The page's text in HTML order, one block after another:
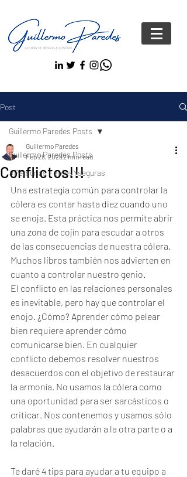
Post
Guillermo Paredes Posts
#Personas FelicesYseguras
Guillermo Paredes Posts
Conflictos!!!
Guillermo Paredes
Feb 28, 20232 min read
Una estrategia común para controlar la
cólera es contar hasta diez cuando uno
se enoja. Esta práctica nos permite abrir
una zona de cojín para escudar a otros
de las consecuencias de nuestra cólera.
Muchos libros también nos advierten en
cuanto a controlar nuestro genio.
El conflicto en las relaciones personales
es inevitable, pero hay que controlar el
enojo. ¿Cómo? Aprender cómo pelear
bien requiere aprender cómo
comunicarse bien. En cualquier
conflicto debemos resolver nuestros
desacuerdos con el objetivo de restaurar
la armonía. No usamos la cólera como
una oportunidad para ser sarcásticos o
criticar. Nos contenemos y usamos sólo
palabras que ayudarán a la otra parte o a
la relación.
Te daré 4 tips para ayudar a tu equipo a